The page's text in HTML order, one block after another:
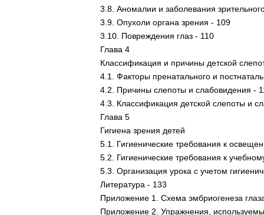
3.8. Аномалии и заболевания
3.9. Опухоли органа зрения - 109
3.10. Повреждения глаз - 110
Глава 4
Классификация и причины детской
4.1. Факторы пренатального и
4.2. Причины слепоты и слабовидения -
4.3. Классификация детской слепоты и
Глава 5
Гигиена зрения детей
5.1. Гигиенические требования к
5.2. Гигиенические требования к
5.3. Организация урока с учетом
Литература - 133
Приложение 1. Схема эмбриогенеза
Приложение 2. Упражнения,